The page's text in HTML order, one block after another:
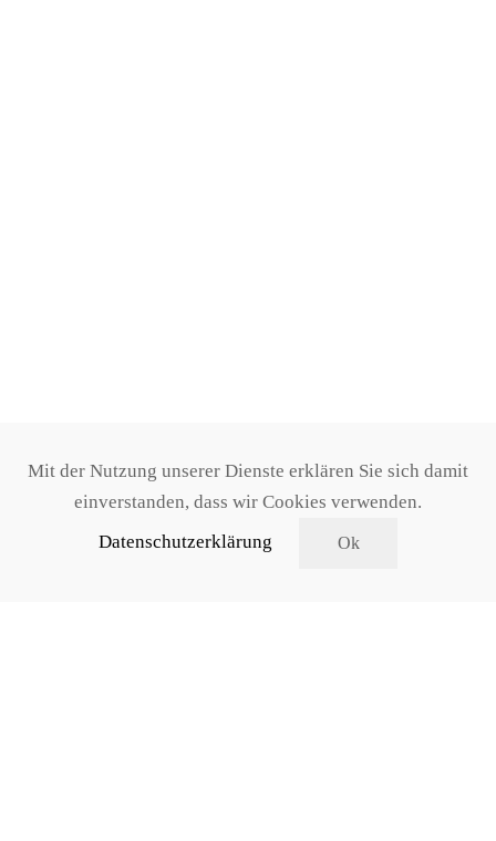
Mit der Nutzung unserer Dienste erklären Sie sich damit
einverstanden, dass wir Cookies verwenden.
Datenschutzerklärung
Ok